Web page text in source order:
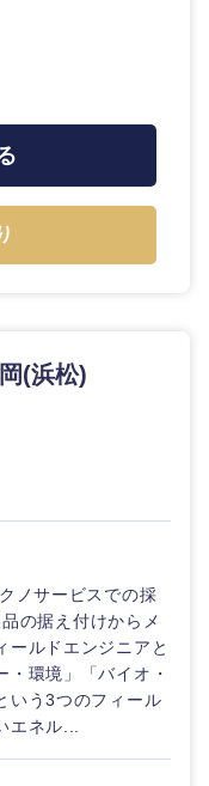
井県
野県
(浜松)
ノサービスでの採
の据え付けからメ
ールドエンジニアと
・環境」「バイオ・
いう3つのフィール
エネル...